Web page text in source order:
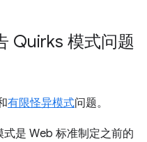
Quirks 模式问题
有限怪异模式问题。
是 Web 标准制定之前的